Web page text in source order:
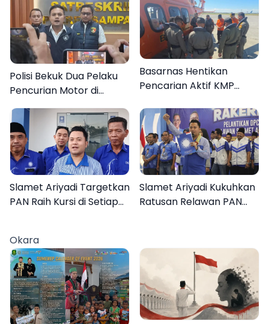
Polisi Bekuk Dua Pelaku
Pencurian Motor di
Bajrasokah Sampang
Basarnas Hentikan
Pencarian Aktif KMP
Orang Masih Hilang
Slamet Ariyadi Targetkan
PAN Raih Kursi di Setiap
Slamet Ariyadi Kukuhkan
Ratusan Relawan PAN
Rakyat
Okara